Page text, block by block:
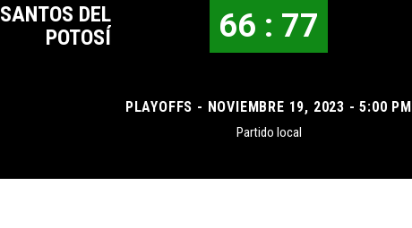
SANTOS DEL
POTOSÍ
66 : 77
PLAYOFFS - NOVIEMBRE 19, 2023 - 5:00 PM
Partido local